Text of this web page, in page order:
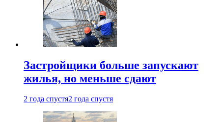
Застройщики больше запускают
жилья, но меньше сдают
2 года спустя2 года спустя